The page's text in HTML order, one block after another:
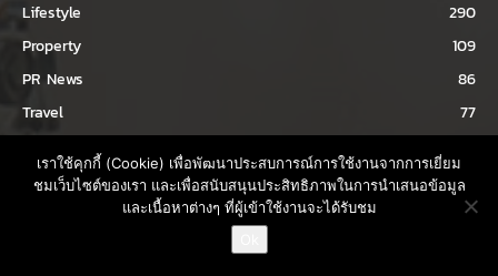
Lifestyle
290
Property
109
PR News
86
Travel
77
Healthy
71
63
เราใช้คุกกี้ (Cookie) เพื่อพัฒนาประสบการณ์การใช้งานจากการเยี่ยม
ชมเว็บไซต์ของเรา และเพื่อสนับสนุนประสิทธิภาพในการนำเสนอข้อมูล
และเนื้อหาต่างๆ ที่ผู้เข้าใช้งานจะได้รับชม
ติดต่อขอ Rate Card